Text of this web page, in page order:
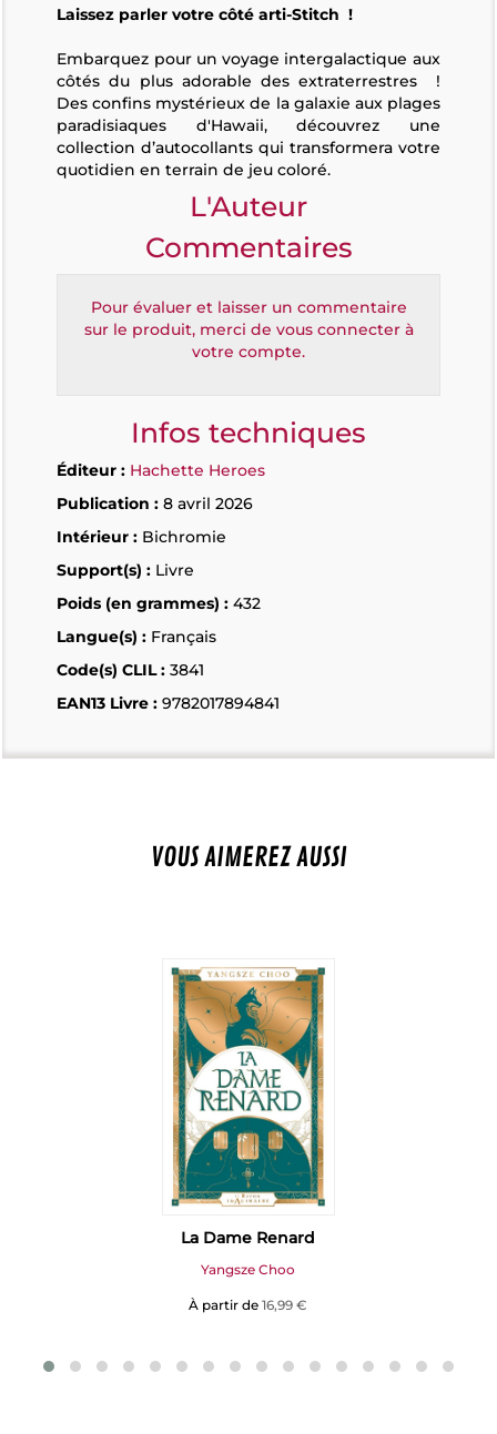
Laissez parler votre côté arti-Stitch !
Embarquez pour un voyage intergalactique aux
côtés du plus adorable des extraterrestres !
Des confins mystérieux de la galaxie aux plages
paradisiaques d'Hawaii, découvrez une
collection d’autocollants qui transformera votre
quotidien en terrain de jeu coloré.
L'Auteur
Commentaires
Pour évaluer et laisser un commentaire
sur le produit, merci de vous connecter à
votre compte.
Infos techniques
Éditeur : Hachette Heroes
Publication : 8 avril 2026
Intérieur : Bichromie
Support(s) : Livre
Poids (en grammes) : 432
Langue(s) : Français
Code(s) CLIL : 3841
EAN13 Livre : 9782017894841
VOUS AIMEREZ AUSSI
La Dame Renard
Yangsze Choo
À partir de16,99 €